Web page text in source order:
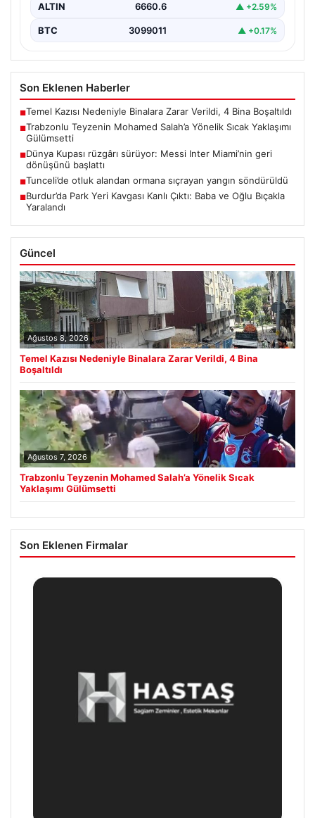
ALTIN 6660.6 ▲ +2.59%
BTC 3099011 ▲ +0.17%
Son Eklenen Haberler
■Temel Kazısı Nedeniyle Binalara Zarar Verildi, 4 Bina Boşaltıldı
■Trabzonlu Teyzenin Mohamed Salah’a Yönelik Sıcak Yaklaşımı
Gülümsetti
■Dünya Kupası rüzgârı sürüyor: Messi Inter Miami’nin geri
dönüşünü başlattı
■Tunceli’de otluk alandan ormana sıçrayan yangın söndürüldü
■Burdur’da Park Yeri Kavgası Kanlı Çıktı: Baba ve Oğlu Bıçakla
Yaralandı
Güncel
Ağustos 8, 2026
Temel Kazısı Nedeniyle Binalara Zarar Verildi, 4 Bina
Boşaltıldı
Ağustos 7, 2026
Trabzonlu Teyzenin Mohamed Salah’a Yönelik Sıcak
Yaklaşımı Gülümsetti
Son Eklenen Firmalar